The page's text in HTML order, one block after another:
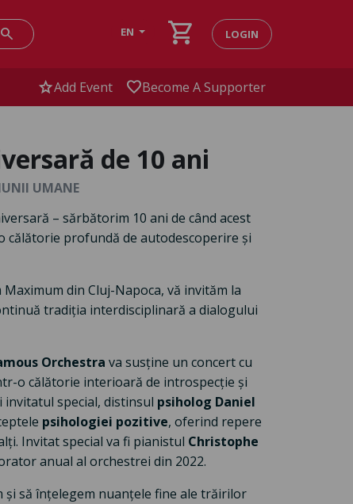
search EN shopping_cart LOGIN
starAdd Event favoriteBecome A Supporter
de 10 ani
UMANE
– sărbătorim 10 ani de când acest
călătorie profundă de autodescoperire și
din Cluj-Napoca, vă invităm la
tradiția interdisciplinară a dialogului
Orchestra va susține un concert cu
o călătorie interioară de introspecție și
invitatul special, distinsul psiholog Daniel
psihologiei pozitive, oferind repere
Invitat special va fi pianistul Christophe
anual al orchestrei din 2022.
și să înțelegem nuanțele fine ale trăirilor